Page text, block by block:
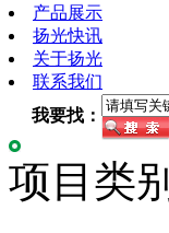
产品展示
扬光快讯
关于扬光
联系我们
我要找：
项目类别